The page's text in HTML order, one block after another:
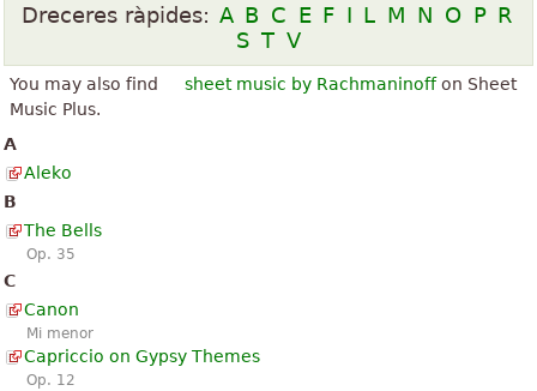
Dreceres ràpides: A B C E F I L M N O P R
S T V
You may also find sheet music by Rachmaninoffon Sheet
Music Plus.
A
Aleko
B
The Bells
Op. 35
C
Canon
Mi menor
Capriccio on Gypsy Themes
Op. 12